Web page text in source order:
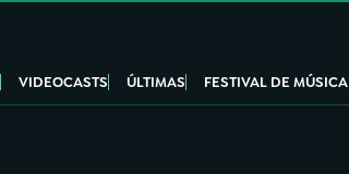
VIDEOCASTS ÚLTIMAS FESTIVAL DE MÚSICA